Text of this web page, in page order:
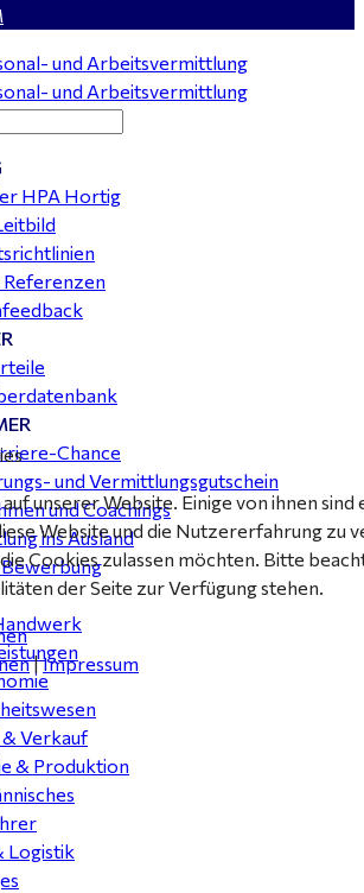
ab 18,00 €
Gaststätte in Kemberg gesucht
HPA Hortig
Referenzen
Chance
und Vermittlungsgutschein
und Coachings
ins Ausland
Verkauf
& Produktion
Logistik
unserer Website. Einige von ihnen
Website und die Nutzererfahrung zu
Cookies zulassen möchten. Bitte
der Seite zur Verfügung stehen.
|Impressum